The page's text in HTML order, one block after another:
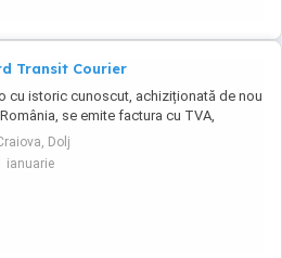
Transit Courier
cu istoric cunoscut, achiziționată de nou
se emite factura cu TVA,
finanțare în leasing sau
se livrează cu ITP valabil, revizie
schimb ulei și filtre), garanție.
Dolj
ianuarie